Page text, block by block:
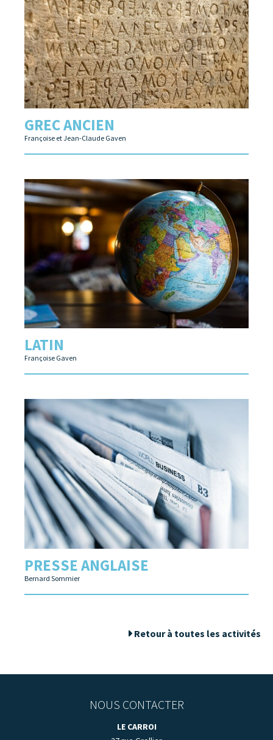
GREC ANCIEN
Françoise et Jean-Claude Gaven
LATIN
Françoise Gaven
PRESSE ANGLAISE
Bernard Sommier
Retour à toutes les activités
NOUS CONTACTER
LE CARROI